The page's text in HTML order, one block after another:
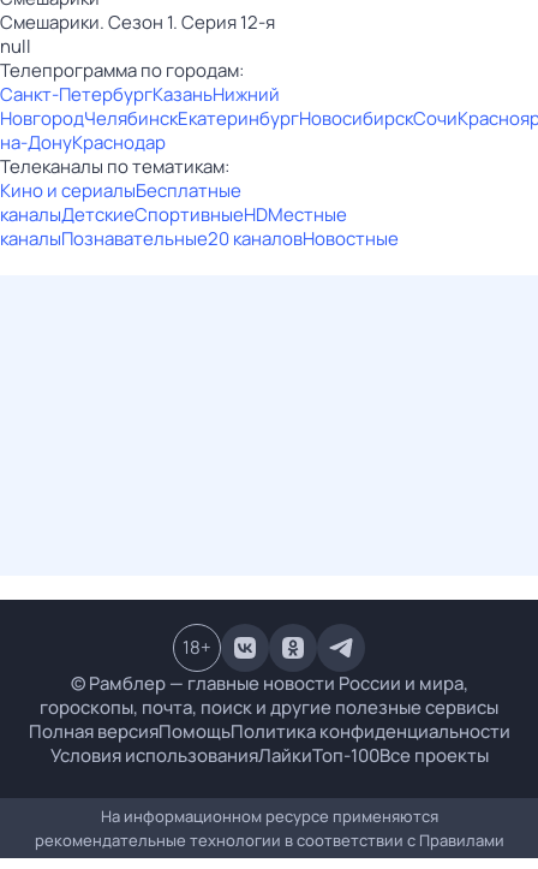
Смешарики. Сезон 1. Серия 12-я
null
Телепрограмма по городам:
Санкт-ПетербургКазаньНижний
НовгородЧелябинскЕкатеринбургНовосибирскСочи
на-ДонуКраснодар
Телеканалы по тематикам:
Кино и сериалыБесплатные
каналыДетскиеСпортивныеHDМестные
каналыПознавательные20 каналовНовостные
© Рамблер — главные новости России и мира,
гороскопы, почта, поиск и другие полезные сервисы
Полная версияПомощьПолитика конфиденциальности
Условия использованияЛайкиТоп-100Все проекты
18+
На информационном ресурсе применяются
рекомендательные технологии в соответствии с Правилами